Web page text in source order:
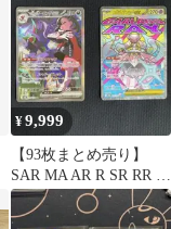
¥9,999
【93枚まとめ売り】
SAR MA AR R SR RR ポ
ケモンカード